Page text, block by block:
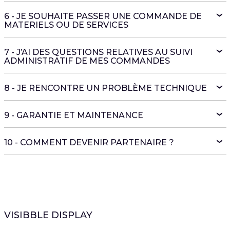
6 - JE SOUHAITE PASSER UNE COMMANDE DE
MATERIELS OU DE SERVICES
7 - J’AI DES QUESTIONS RELATIVES AU SUIVI
ADMINISTRATIF DE MES COMMANDES
8 - JE RENCONTRE UN PROBLÈME TECHNIQUE
9 - GARANTIE ET MAINTENANCE
10 - COMMENT DEVENIR PARTENAIRE ?
VISIBBLE DISPLAY